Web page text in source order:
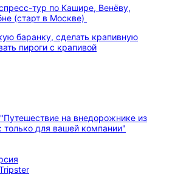
тур по Кашире, Венёву,
(старт в Москве)
баранку, сделать крапивную
пироги с крапивой